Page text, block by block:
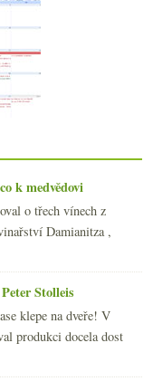
k medvědovi
o třech vínech z
Damianitza ,
Stolleis
klepe na dveře! V
produkci docela dost